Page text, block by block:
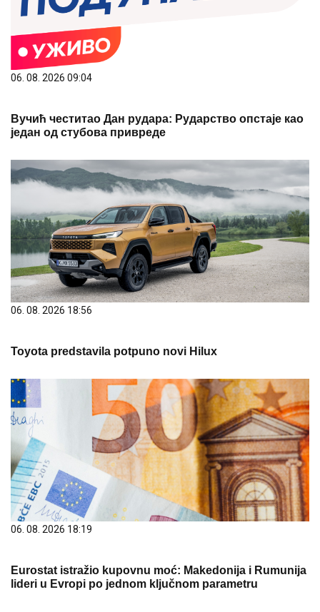
06. 08. 2026 09:04
Вучић честитао Дан рудара: Рударство опстаје као
један од стубова привреде
06. 08. 2026 18:56
Toyota predstavila potpuno novi Hilux
06. 08. 2026 18:19
Eurostat istražio kupovnu moć: Makedonija i Rumunija
lideri u Evropi po jednom ključnom parametru